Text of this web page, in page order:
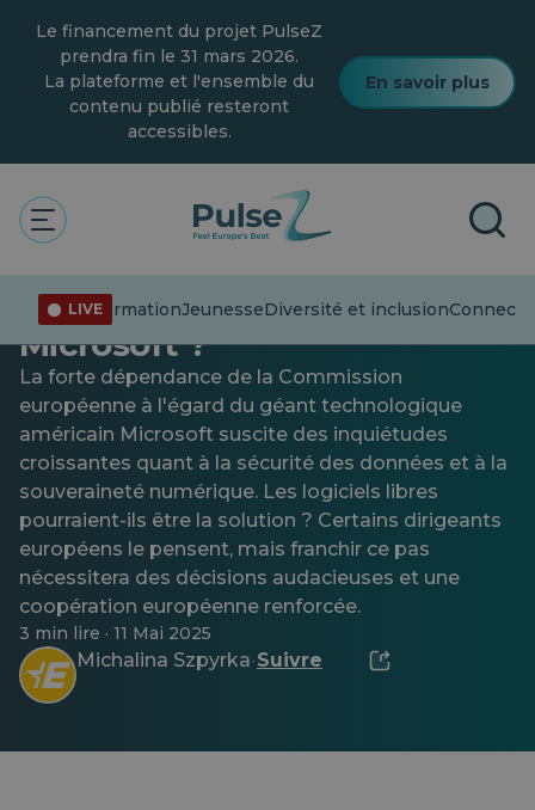
content
Le financement du projet PulseZ
prendra fin le 31 mars 2026.
La plateforme et l'ensemble du
contenu publié resteront
accessibles.
En savoir plus
LIVE
DésinformationJeunesseDiversité et inclusion
Technologie
La Commission européenne
est-elle trop dépendante de
Microsoft ?
La forte dépendance de la Commission
européenne à l'égard du géant technologique
américain Microsoft suscite des inquiétudes
croissantes quant à la sécurité des données et à la
souveraineté numérique. Les logiciels libres
pourraient-ils être la solution ? Certains dirigeants
européens le pensent, mais franchir ce pas
nécessitera des décisions audacieuses et une
coopération européenne renforcée.
3 min lire · 11 Mai 2025
Michalina Szpyrka· Suivre